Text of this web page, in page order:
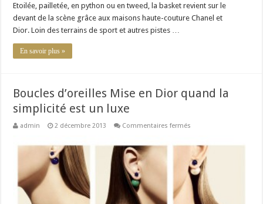
Etoilée, pailletée, en python ou en tweed, la basket revient sur le
devant de la scène grâce aux maisons haute-couture Chanel et
Dior. Loin des terrains de sport et autres pistes …
En savoir plus »
Boucles d’oreilles Mise en Dior quand la
simplicité est un luxe
admin 2 décembre 2013 Commentaires fermés
Mise
en
Dior
quand
la
simplicité
est
un